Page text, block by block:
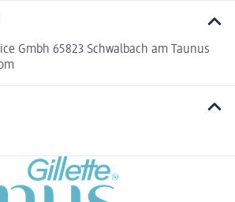
Gmbh 65823 Schwalbach am Taunus